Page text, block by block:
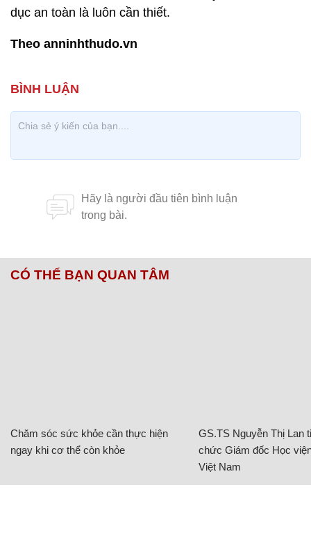
dục an toàn là luôn cần thiết.
Theo anninhthudo.vn
CÓ THỂ BẠN QUAN TÂM
Chăm sóc sức khỏe cần thực hiện
ngay khi cơ thể còn khỏe
GS.TS Nguyễn Thị Lan
chức Giám đốc Học
Việt Nam